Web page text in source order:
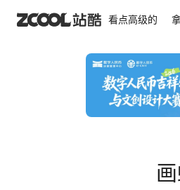
看点高级的
画蛇添福